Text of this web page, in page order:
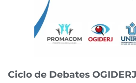
Ciclo de Debates